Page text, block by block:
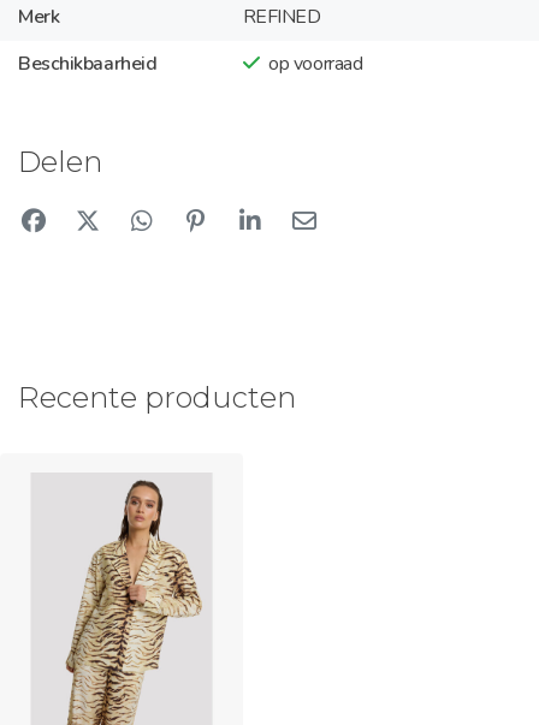
Merk
REFINED
Beschikbaarheid
op voorraad
Delen
Recente producten